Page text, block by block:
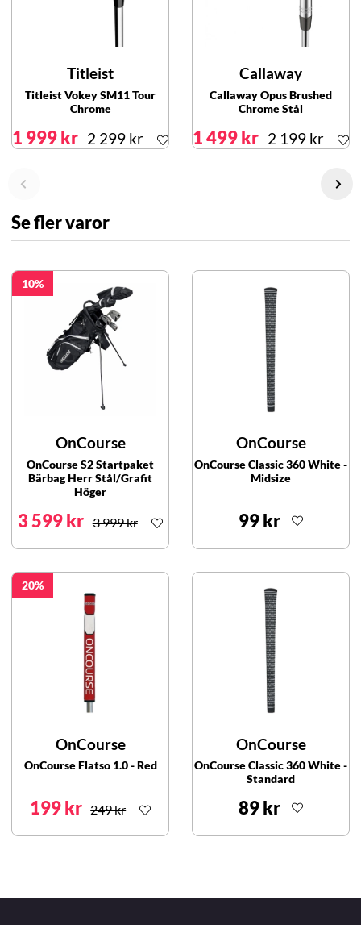
Titleist
Titleist Vokey SM11 Tour
Chrome
1 999 kr 2 299 kr
Callaway
Callaway Opus Brushed
Chrome Stål
1 499 kr 2 199 kr
Se fler varor
10
OnCourse
OnCourse S2 Startpaket
Bärbag Herr Stål/Grafit
Höger
3 599 kr 3 999 kr
OnCourse
OnCourse Classic 360 White -
Midsize
99 kr
20
OnCourse
OnCourse Flatso 1.0 - Red
199 kr 249 kr
OnCourse
OnCourse Classic 360 White -
Standard
89 kr